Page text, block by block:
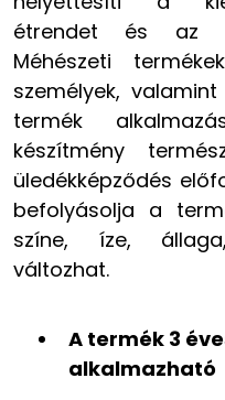
étrendet és az
Méhészeti
személyek,
termék
készítmény
üledékképződés
befolyásolja a
színe, íze,
változhat.
A termék 3
alkalmazható